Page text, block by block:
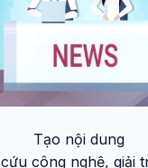
Tạo nội dung
công nghệ, giải